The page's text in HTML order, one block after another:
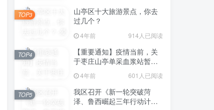
山亭区十大旅游景点，你去
过几个？
4年前 914人已阅读
TOP3
【重要通知】疫情当前，关
于枣庄山亭单采血浆站暂停
4年前 601人已阅读
TOP4
我区召开《新一轮突破菏
泽、鲁西崛起三年行动计划
TOP5